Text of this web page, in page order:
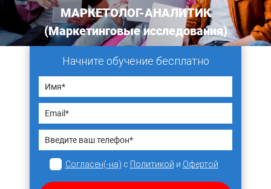
МАРКЕТОЛОГ-АНАЛИТИК
(Маркетинговые исследования)
Начните обучение бесплатно
Согласен(-на) с Политикой и Офертой